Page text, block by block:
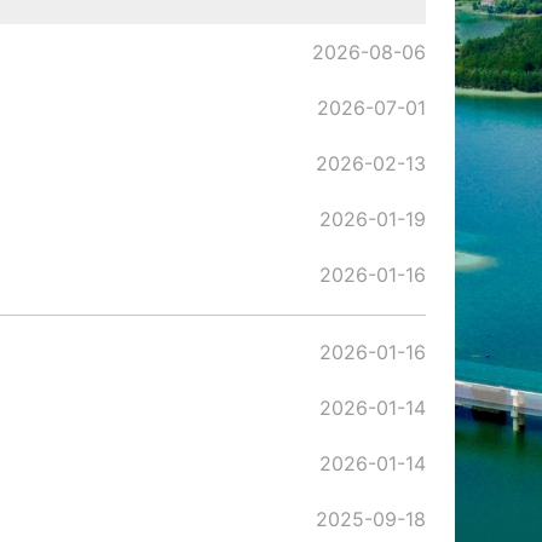
2026-08-06
2026-07-01
2026-02-13
2026-01-19
2026-01-16
2026-01-16
2026-01-14
2026-01-14
2025-09-18